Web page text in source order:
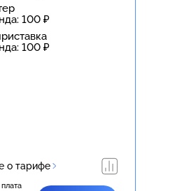
100 ₽
100 ₽
о тарифе